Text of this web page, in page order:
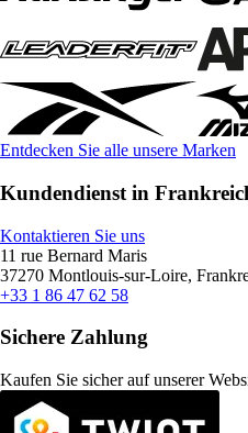
Entdecken Sie alle unsere Marken
Kundendienst in
Kontaktieren Sie uns
11 rue Bernard Maris
37270 Montlouis-sur-Loire,
+33 1 86 47 62 58
Sichere Zahlung
Kaufen Sie sicher auf unserer